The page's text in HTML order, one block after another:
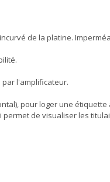
de la platine.
l'amplificateur.
pour loger une étiquette
permet de visualiser les